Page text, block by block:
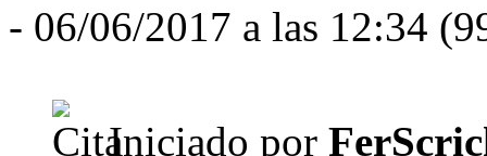
- 06/06/2017 a las 12:34
Iniciado por